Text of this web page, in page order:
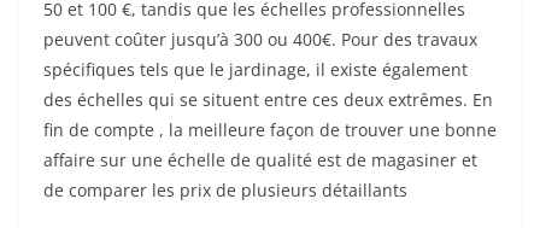
50 et 100 €, tandis que les échelles professionnelles
peuvent coûter jusqu’à 300 ou 400€. Pour des travaux
spécifiques tels que le jardinage, il existe également
des échelles qui se situent entre ces deux extrêmes. En
fin de compte , la meilleure façon de trouver une bonne
affaire sur une échelle de qualité est de magasiner et
de comparer les prix de plusieurs détaillants